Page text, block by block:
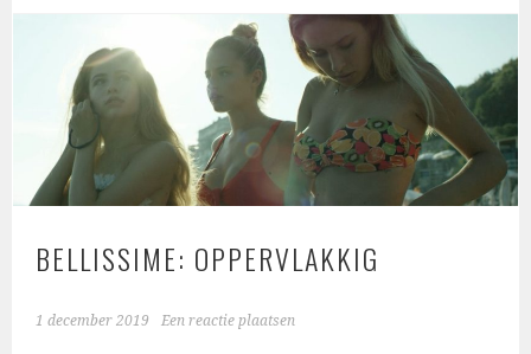
BELLISSIME: OPPERVLAKKIG
1 december 2019 Een reactie plaatsen